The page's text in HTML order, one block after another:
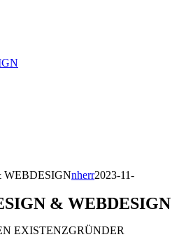
WEBDESIGNnherr2023-11-
& WEBDESIGN
EXISTENZGRÜNDER